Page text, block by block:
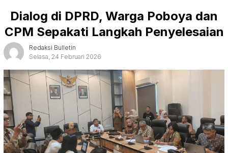
Dialog di DPRD, Warga Poboya dan
CPM Sepakati Langkah Penyelesaian
Redaksi Bulletin
Selasa, 24 Februari 2026